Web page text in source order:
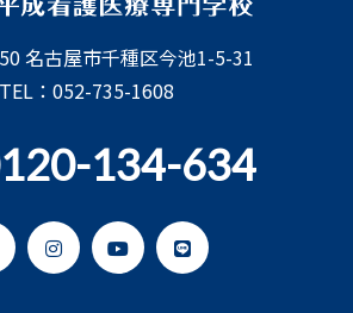
名古屋市千種区今池1-5-31
TEL：052-735-1608
134-634